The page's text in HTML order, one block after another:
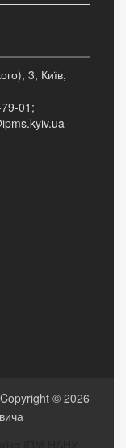
3, Київ,
01;
Copyright © 2026